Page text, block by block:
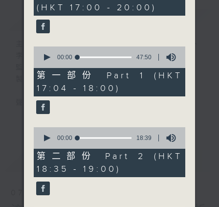
簡介 GIST
監製：蕭洛汶
製作：香港電台公共事務組
聲音更立體 意見更多元
1872311 始終如一
香港電台公共事務組
讚好Like「RTHK 香港電台公共事務組
Facebook專頁
最新 LATEST
07/08/2026
58
minutes,
6
seconds
(HKT 17:00 - 20:00)
seconds
47
minutes,
50
seconds
00:00 47:50
第一部份 Part 1 (HKT
17:04 - 18:00)
seconds
18
minutes,
39
seconds
00:00 18:39
第二部份 Part 2 (HKT
18:35 - 19:00)